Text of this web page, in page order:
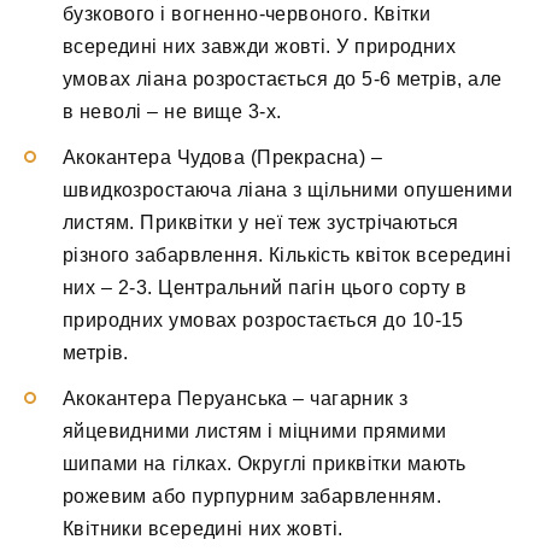
бузкового і вогненно-червоного. Квітки
всередині них завжди жовті. У природних
умовах ліана розростається до 5-6 метрів, але
в неволі – не вище 3-х.
Акокантера Чудова (Прекрасна) –
швидкозростаюча ліана з щільними опушеними
листям. Приквітки у неї теж зустрічаються
різного забарвлення. Кількість квіток всередині
них – 2-3. Центральний пагін цього сорту в
природних умовах розростається до 10-15
метрів.
Акокантера Перуанська – чагарник з
яйцевидними листям і міцними прямими
шипами на гілках. Округлі приквітки мають
рожевим або пурпурним забарвленням.
Квітники всередині них жовті.